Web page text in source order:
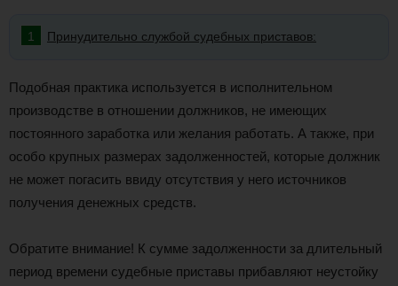
Принудительно службой судебных приставов:
Подобная практика используется в исполнительном
производстве в отношении должников, не имеющих
постоянного заработка или желания работать. А также, при
особо крупных размерах задолженностей, которые должник
не может погасить ввиду отсутствия у него источников
получения денежных средств.
Обратите внимание! К сумме задолженности за длительный
период времени судебные приставы прибавляют неустойку